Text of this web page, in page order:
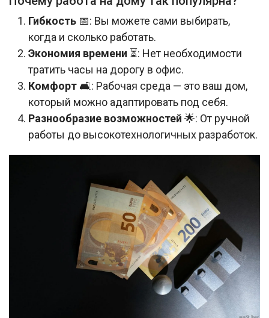
Гибкость 📅: Вы можете сами выбирать,
когда и сколько работать.
Экономия времени ⏳: Нет необходимости
тратить часы на дорогу в офис.
Комфорт 🛋️: Рабочая среда — это ваш дом,
который можно адаптировать под себя.
Разнообразие возможностей 🌟: От ручной
работы до высокотехнологичных разработок.